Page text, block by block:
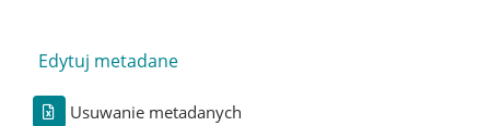
Edytuj metadane
Usuwanie metadanych